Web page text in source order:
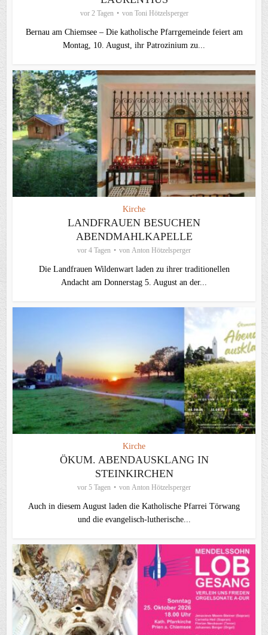
vor 2 Tagen von Toni Hötzelsperger
Bernau am Chiemsee – Die katholische Pfarrgemeinde feiert am
Montag, 10. August, ihr Patrozinium zu...
Kirche
LANDFRAUEN BESUCHEN
ABENDMAHLKAPELLE
vor 4 Tagen von Anton Hötzelsperger
Die Landfrauen Wildenwart laden zu ihrer traditionellen
Andacht am Donnerstag 5. August an der...
Kirche
ÖKUM. ABENDAUSKLANG IN
STEINKIRCHEN
vor 5 Tagen von Anton Hötzelsperger
Auch in diesem August laden die Katholische Pfarrei Törwang
und die evangelisch‑lutherische...